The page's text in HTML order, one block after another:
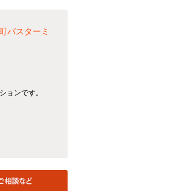
バスターミ
ョンです。